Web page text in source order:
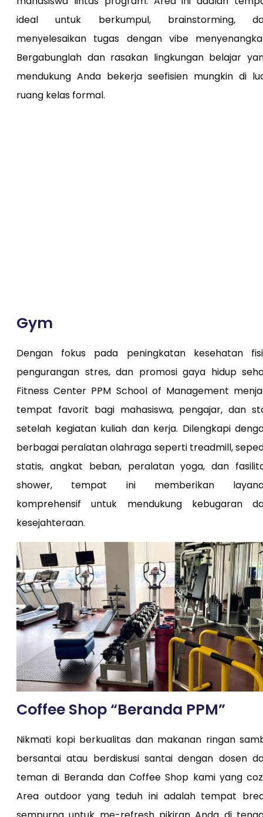
ideal untuk berkumpul, brainstorming,
menyelesaikan tugas dengan vibe
Bergabunglah dan rasakan lingkungan belajar
mendukung Anda bekerja seefisien mungkin di
ruang kelas formal.
Gym
Dengan fokus pada peningkatan kesehatan
pengurangan stres, dan promosi gaya hidup
Fitness Center PPM School of Management
tempat favorit bagi mahasiswa, pengajar, dan
setelah kegiatan kuliah dan kerja. Dilengkapi
berbagai peralatan olahraga seperti treadmill,
statis, angkat beban, peralatan yoga, dan
shower, tempat ini memberikan
komprehensif untuk mendukung kebugaran
kesejahteraan.
Coffee Shop “Beranda PPM”
Nikmati kopi berkualitas dan makanan ringan
bersantai atau berdiskusi santai dengan dosen
teman di Beranda dan Coffee Shop kami yang
Area outdoor yang teduh ini adalah tempat